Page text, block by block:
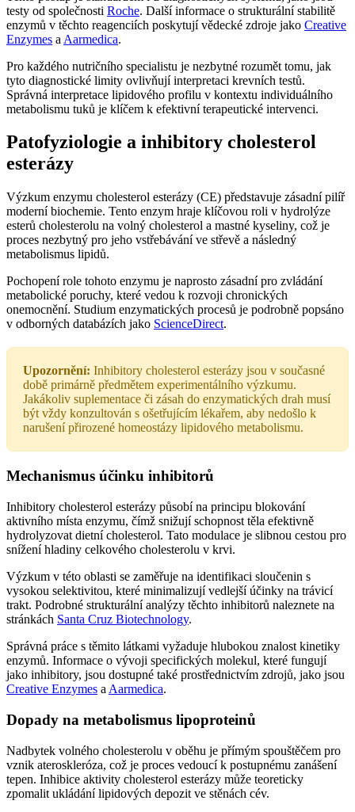
testy od společnosti Roche. Další informace o strukturální stabilitě
enzymů v těchto reagenciích poskytují vědecké zdroje jako Creative
Enzymes a Aarmedica.
Pro každého nutričního specialistu je nezbytné rozumět tomu, jak
tyto diagnostické limity ovlivňují interpretaci krevních testů.
Správná interpretace lipidového profilu v kontextu individuálního
metabolismu tuků je klíčem k efektivní terapeutické intervenci.
Patofyziologie a inhibitory cholesterol
esterázy
Výzkum enzymu cholesterol esterázy (CE) představuje zásadní pilíř
moderní biochemie. Tento enzym hraje klíčovou roli v hydrolýze
esterů cholesterolu na volný cholesterol a mastné kyseliny, což je
proces nezbytný pro jeho vstřebávání ve střevě a následný
metabolismus lipidů.
Pochopení role tohoto enzymu je naprosto zásadní pro zvládání
metabolické poruchy, které vedou k rozvoji chronických
onemocnění. Studium enzymatických procesů je podrobně popsáno
v odborných databázích jako ScienceDirect.
Upozornění: Inhibitory cholesterol esterázy jsou v současné
době primárně předmětem experimentálního výzkumu.
Jakákoliv suplementace či zásah do enzymatických drah musí
být vždy konzultován s ošetřujícím lékařem, aby nedošlo k
narušení přirozené homeostázy lipidového metabolismu.
Mechanismus účinku inhibitorů
Inhibitory cholesterol esterázy působí na principu blokování
aktivního místa enzymu, čímž snižují schopnost těla efektivně
hydrolyzovat dietní cholesterol. Tato modulace je slibnou cestou pro
snížení hladiny celkového cholesterolu v krvi.
Výzkum v této oblasti se zaměřuje na identifikaci sloučenin s
vysokou selektivitou, které minimalizují vedlejší účinky na trávicí
trakt. Podrobné strukturální analýzy těchto inhibitorů naleznete na
stránkách Santa Cruz Biotechnology.
Správná práce s těmito látkami vyžaduje hlubokou znalost kinetiky
enzymů. Informace o vývoji specifických molekul, které fungují
jako inhibitory, jsou dostupné také prostřednictvím zdrojů, jako jsou
Creative Enzymes a Aarmedica.
Dopady na metabolismus lipoproteinů
Nadbytek volného cholesterolu v oběhu je přímým spouštěčem pro
vznik ateroskleróza, což je proces vedoucí k postupnému zanášení
tepen. Inhibice aktivity cholesterol esterázy může teoreticky
zpomalit ukládání lipidových depozit ve stěnách cév.